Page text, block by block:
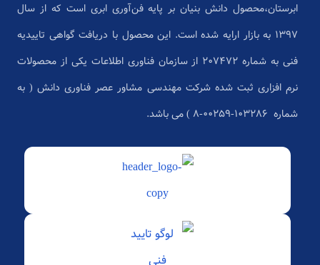
ابرستان،محصول دانش بنیان بر پایه فن‌آوری ابری است که از سال
1397 به بازار ارایه شده است. این محصول با دریافت گواهی تاییدیه
فنی به شماره 207472 از سازمان فناوری اطلاعات یکی از محصولات
نرم افزاری ثبت شده شرکت مهندسی مشاور عصر فناوری دانش ( به
شماره ۱۰۳۲۸۶-۰۰۲۵۹-۸ ) می باشد.